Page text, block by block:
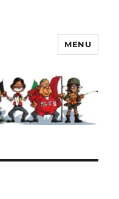
MENU